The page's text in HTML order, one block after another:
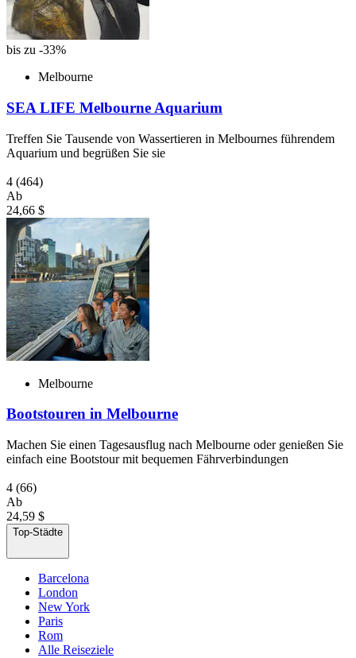
bis zu -33%
Melbourne
SEA LIFE Melbourne Aquarium
Treffen Sie Tausende von Wassertieren in Melbournes führendem
Aquarium und begrüßen Sie sie
4 (464)
Ab
24,66 $
Melbourne
Bootstouren in Melbourne
Machen Sie einen Tagesausflug nach Melbourne oder genießen Sie
einfach eine Bootstour mit bequemen Fährverbindungen
4 (66)
Ab
24,59 $
Top-Städte
Barcelona
London
New York
Paris
Rom
Alle Reiseziele